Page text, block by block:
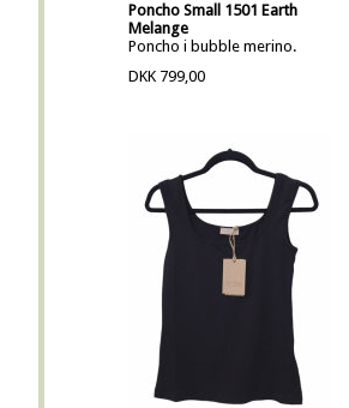
Poncho Small 1501 Earth
Melange
Poncho i bubble merino.
DKK 799,00